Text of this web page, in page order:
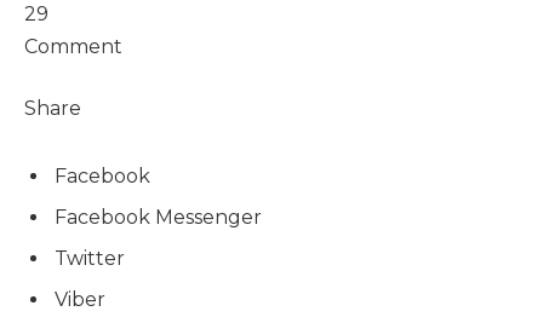
29
Comment
Share
Facebook
Facebook Messenger
Twitter
Viber